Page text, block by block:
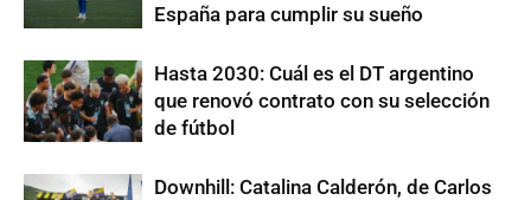
España para cumplir su sueño
Hasta 2030: Cuál es el DT argentino
que renovó contrato con su selección
de fútbol
Downhill: Catalina Calderón, de Carlos